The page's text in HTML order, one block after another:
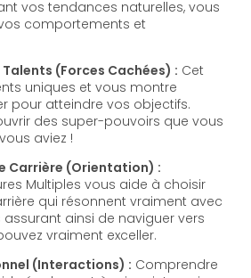
vos tendances naturelles, vous
comportements et
(Forces Cachées) : Cet
uniques et vous montre
pour atteindre vos objectifs.
des super-pouvoirs que vous
aviez !
Carrière (Orientation) :
Multiples vous aide à choisir
qui résonnent vraiment avec
assurant ainsi de naviguer vers
vraiment exceller.
(Interactions) : Comprendre